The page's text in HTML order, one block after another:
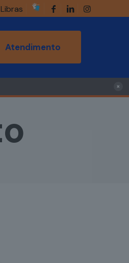
Atendimento
×